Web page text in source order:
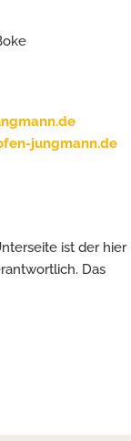
jungmann.de
ist der hier
Das